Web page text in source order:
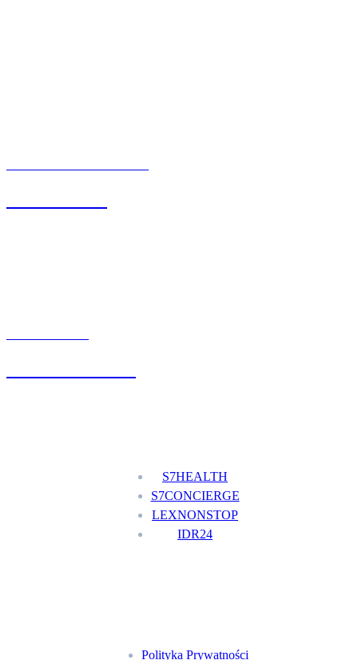
S7HEALTH
S7CONCIERGE
LEXNONSTOP
IDR24
Polityka Prywatności